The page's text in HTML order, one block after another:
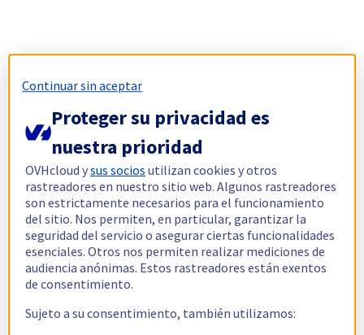
Continuar sin aceptar
Proteger su privacidad es
nuestra prioridad
OVHcloud ysus socios utilizan cookies y otros
rastreadores en nuestro sitio web. Algunos rastreadores
son estrictamente necesarios para el funcionamiento
del sitio. Nos permiten, en particular, garantizar la
seguridad del servicio o asegurar ciertas funcionalidades
esenciales. Otros nos permiten realizar mediciones de
audiencia anónimas. Estos rastreadores están exentos
de consentimiento.
Sujeto a su consentimiento, también utilizamos: